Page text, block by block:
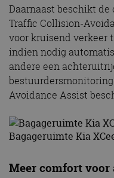
Daarnaast beschikt de
Traffic Collision-
voor kruisend verkeer
indien nodig
andere een
Avoidance Assist
Bagageruimte Kia
Meer comfort voor